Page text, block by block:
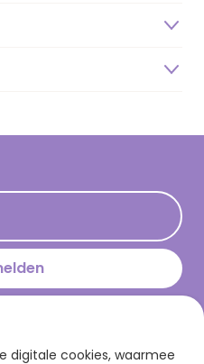
digitale cookies, waarmee